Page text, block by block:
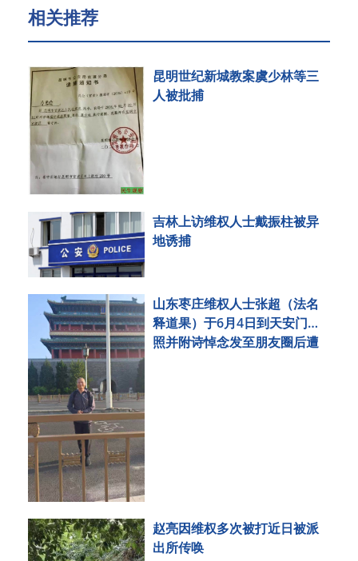
相关推荐
昆明世纪新城教案虞少林等三
人被批捕
吉林上访维权人士戴振柱被异
地诱捕
山东枣庄维权人士张超（法名
释道果）于6月4日到天安门拍
照并附诗悼念发至朋友圈后遭
赵亮因维权多次被打近日被派
出所传唤